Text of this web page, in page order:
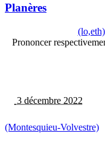
Planères
Prononcer
3 décembre 2022
(Montesquieu-Volvestre)